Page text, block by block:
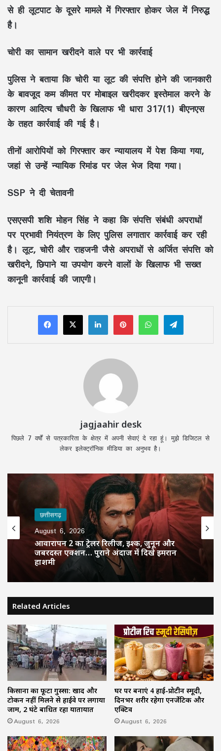
से ही लूटपाट के दूसरे मामले में गिरफ्तार होकर जेल में निरुद्ध
है।
चोरी का सामान खरीदने वाले पर भी कार्रवाई
पुलिस ने बताया कि चोरी या लूट की संपत्ति होने की जानकारी
के बावजूद कम कीमत पर मोबाइल खरीदकर इस्तेमाल करने के
कारण आदित्य चौधरी के खिलाफ भी धारा 317(1) बीएनएस
के तहत कार्रवाई की गई है।
तीनों आरोपियों को गिरफ्तार कर न्यायालय में पेश किया गया,
जहां से उन्हें न्यायिक रिमांड पर जेल भेज दिया गया।
SSP ने दी चेतावनी
एसएसपी शशि मोहन सिंह ने कहा कि संपत्ति संबंधी अपराधों
पर प्रभावी नियंत्रण के लिए पुलिस लगातार कार्रवाई कर रही
है। लूट, चोरी और राहजनी जैसे अपराधों से अर्जित संपत्ति को
खरीदने, छिपाने या उपयोग करने वालों के खिलाफ भी सख्त
कानूनी कार्रवाई की जाएगी।
LinkedInPinterestWhatsAppTelegram
jagjaahir desk
पिछले 7 वर्षों से पत्रकारिता के क्षेत्र में अपनी सेवाएं दे रहा हूं। मुझे डिजिटल से
लेकर इलेक्ट्रॉनिक मीडिया का अनुभव है।
छत्तीसगढ़
August 6, 2026
आवारापन 2 का ट्रेलर रिलीज, इश्क, जुनून और
जबरदस्त एक्शन… पुराने अंदाज में दिखे इमरान
हाशमी
Related Articles
किसानों का फूटा गुस्सा: खाद और
टोकन नहीं मिलने से हाईवे पर लगाया
जाम, 2 घंटे बाधित रहा यातायात
August 6, 2026
घर पर बनाएं 4 हाई-प्रोटीन स्मूदी,
दिनभर शरीर रहेगा एनर्जेटिक और
एक्टिव
August 6, 2026